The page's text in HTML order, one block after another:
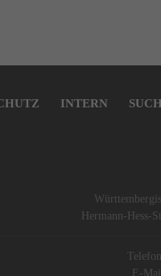
INTERN
Hermann-Hess-
E-